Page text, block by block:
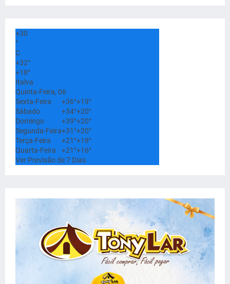
+30
°
C
+32°
+18°
Italva
Quinta-Feira, 06
Sexta-Feira
+36°+19°
Sábado
+34°+20°
Domingo
+39°+20°
Segunda-Feira+31°+20°
Terça-Feira
+21°+18°
Quarta-Feira
+21°+16°
Ver Previsão de 7 Dias